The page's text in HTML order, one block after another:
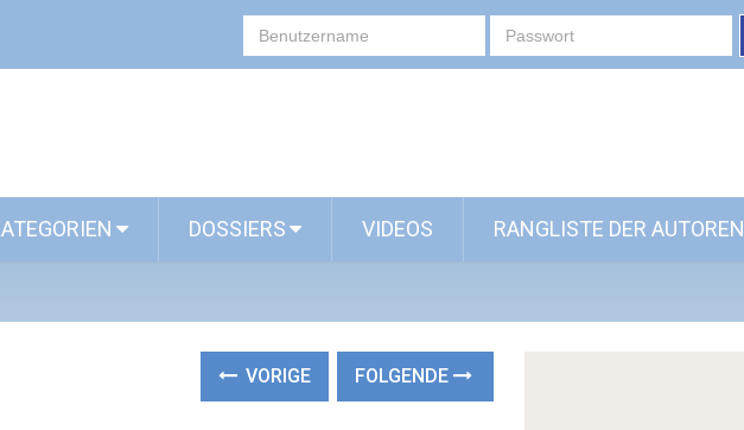
DOSSIERS VIDEOS RANGLISTE DER AUTOREN
VORIGE FOLGENDE